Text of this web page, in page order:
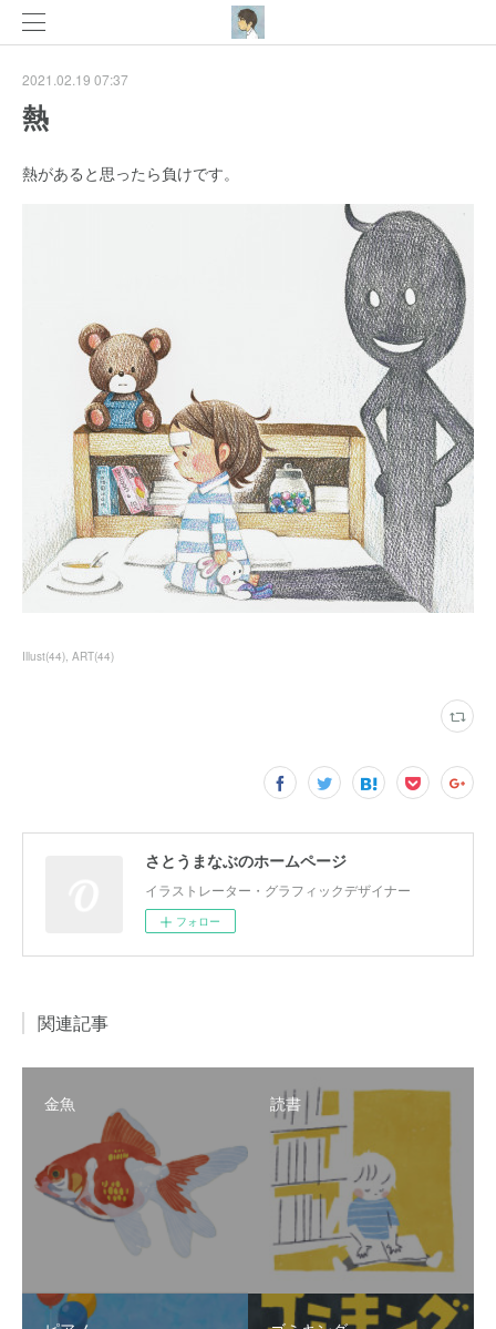
2021.02.19 07:37
熱
熱があると思ったら負けです。
Illust(44) ART(44)
さとうまなぶのホームページ
イラストレーター・グラフィックデザイナー
フォロー
関連記事
金魚 読書